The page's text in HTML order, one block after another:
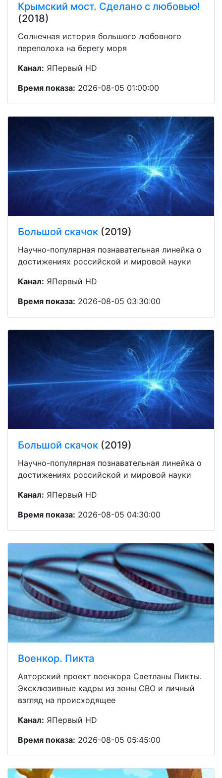
Крымский мост. Сделано с любовью!
(2018)
Солнечная история большого любовного
переполоха на берегу моря
Канал: ЯПервый HD
Время показа: 2026-08-05 01:00:00
Большой скачок (2019)
Научно-популярная познавательная линейка о
достижениях российской и мировой науки
Канал: ЯПервый HD
Время показа: 2026-08-05 03:30:00
Большой скачок (2019)
Научно-популярная познавательная линейка о
достижениях российской и мировой науки
Канал: ЯПервый HD
Время показа: 2026-08-05 04:30:00
Военкор. Пикта
Авторский проект военкора Светланы Пикты.
Эксклюзивные кадры из зоны СВО и личный
взгляд на происходящее
Канал: ЯПервый HD
Время показа: 2026-08-05 05:45:00